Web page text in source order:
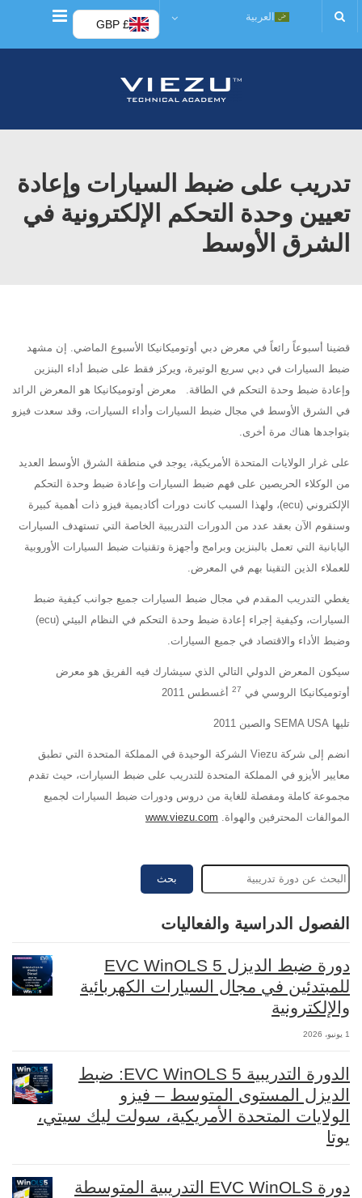
قائمة £ GBP
العربية
تدريب على ضبط السيارات وإعادة
تعيين وحدة التحكم الإلكترونية في
الشرق الأوسط
قضينا أسبوعاً رائعاً في معرض دبي أوتوميكانيكا الأسبوع الماضي. إن مشهد
ضبط السيارات في دبي سريع الوتيرة، ويركز فقط على ضبط أداء البنزين
وإعادة ضبط وحدة التحكم في الطاقة. معرض أوتوميكانيكا هو المعرض الرائد
في الشرق الأوسط في مجال ضبط السيارات وأداء السيارات، وقد سعدت فيزو
بتواجدها هناك مرة أخرى.
على غرار الولايات المتحدة الأمريكية، يوجد في منطقة الشرق الأوسط العديد
من الوكلاء الحريصين على فهم ضبط السيارات وإعادة ضبط وحدة التحكم
الإلكتروني (ecu)، ولهذا السبب كانت دورات أكاديمية فيزو ذات أهمية كبيرة
وسنقوم الآن بعقد عدد من الدورات التدريبية الخاصة التي تستهدف السيارات
اليابانية التي تعمل بالبنزين وبرامج وأجهزة وتقنيات ضبط السيارات الأوروبية
للعملاء الذين التقينا بهم في المعرض.
يغطي التدريب المقدم في مجال ضبط السيارات جميع جوانب كيفية ضبط
السيارات، وكيفية إجراء إعادة ضبط وحدة التحكم في النظام البيئي (ecu)
وضبط الأداء والاقتصاد في جميع السيارات.
سيكون المعرض الدولي التالي الذي سيشارك فيه الفريق هو معرض
أوتوميكانيكا الروسي في 27 أغسطس 2011
تليها SEMA USA والصين 2011
انضم إلى شركة Viezu الشركة الوحيدة في المملكة المتحدة التي تطبق
معايير الأيزو في المملكة المتحدة للتدريب على ضبط السيارات، حيث تقدم
مجموعة كاملة ومفصلة للغاية من دروس ودورات ضبط السيارات لجميع
الموالفات المحترفين والهواة. www.viezu.com
بحث
الفصول الدراسية والفعاليات
دورة ضبط الديزل EVC WinOLS 5
للمبتدئين في مجال السيارات الكهربائية
والإلكترونية
1 يونيو، 2026
الدورة التدريبية EVC WinOLS 5: ضبط
الديزل المستوى المتوسط – فيزو
الولايات المتحدة الأمريكية، سولت ليك سيتي،
يوتا
دورة EVC WinOLS التدريبية المتوسطة